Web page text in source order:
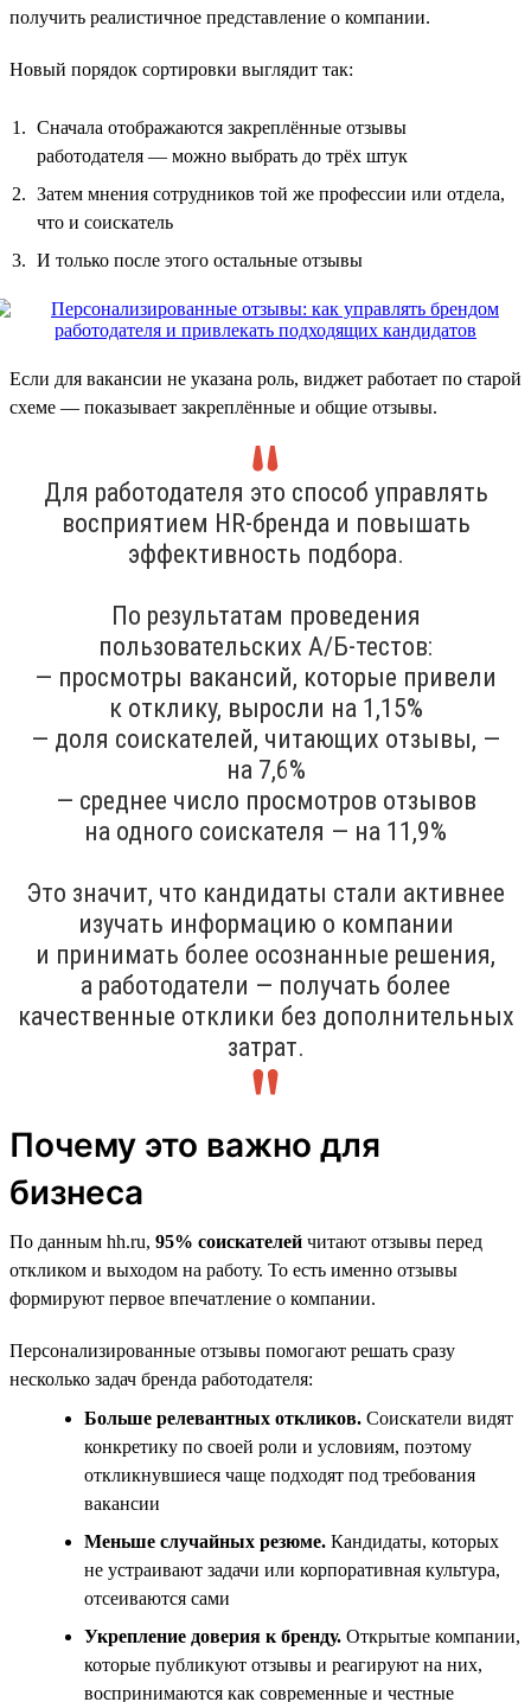
получить реалистичное представление о компании.
Новый порядок сортировки выглядит так:
Сначала отображаются закреплённые отзывы
работодателя — можно выбрать до трёх штук
Затем мнения сотрудников той же профессии или отдела,
что и соискатель
И только после этого остальные отзывы
Если для вакансии не указана роль, виджет работает по старой
схеме — показывает закреплённые и общие отзывы.
Для работодателя это способ управлять
восприятием HR-бренда и повышать
эффективность подбора.
По результатам проведения
пользовательских A/Б-тестов:
— просмотры вакансий, которые привели
к отклику, выросли на 1,15%
— доля соискателей, читающих отзывы, —
на 7,6%
— среднее число просмотров отзывов
на одного соискателя — на 11,9%
Это значит, что кандидаты стали активнее
изучать информацию о компании
и принимать более осознанные решения,
а работодатели — получать более
качественные отклики без дополнительных
затрат.
Почему это важно для
бизнеса
По данным hh.ru, 95% соискателей читают отзывы перед
откликом и выходом на работу. То есть именно отзывы
формируют первое впечатление о компании.
Персонализированные отзывы помогают решать сразу
несколько задач бренда работодателя:
Больше релевантных откликов. Соискатели видят
конкретику по своей роли и условиям, поэтому
откликнувшиеся чаще подходят под требования
вакансии
Меньше случайных резюме. Кандидаты, которых
не устраивают задачи или корпоративная культура,
отсеиваются сами
Укрепление доверия к бренду. Открытые компании,
которые публикуют отзывы и реагируют на них,
воспринимаются как современные и честные